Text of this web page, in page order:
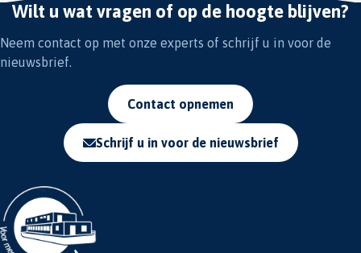
Wilt u wat vragen of op de hoogte blijven?
Neem contact op met onze experts of schrijf u in voor de
nieuwsbrief.
Contact opnemen
Schrijf u in voor de nieuwsbrief